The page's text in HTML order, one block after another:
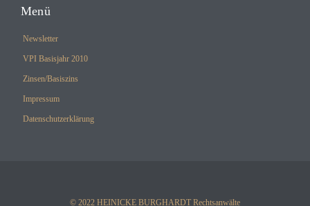
Menü
Newsletter
VPI Basisjahr 2010
Zinsen/Basiszins
Impressum
Datenschutzerklärung
© 2022 HEINICKE BURGHARDT Rechtsanwälte